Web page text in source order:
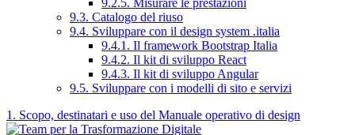
9.3. Catalogo del riuso
9.4. Sviluppare con il design system .italia
9.4.1. Il framework Bootstrap Italia
9.4.2. Il kit di sviluppo React
9.4.3. Il kit di sviluppo Angular
9.5. Sviluppare con i modelli di sito e servizi
1. Scopo, destinatari e uso del Manuale operativo di design